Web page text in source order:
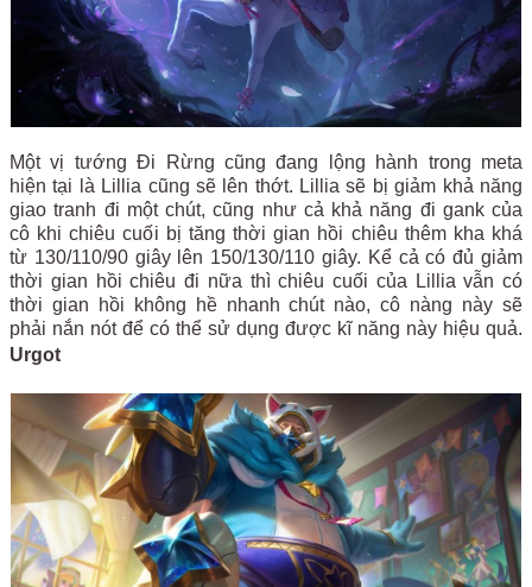
Một vị tướng Đi Rừng cũng đang lộng hành trong meta
hiện tại là Lillia cũng sẽ lên thớt. Lillia sẽ bị giảm khả năng
giao tranh đi một chút, cũng như cả khả năng đi gank của
cô khi chiêu cuối bị tăng thời gian hồi chiêu thêm kha khá
từ 130/110/90 giây lên 150/130/110 giây. Kể cả có đủ giảm
thời gian hồi chiêu đi nữa thì chiêu cuối của Lillia vẫn có
thời gian hồi không hề nhanh chút nào, cô nàng này sẽ
phải nắn nót để có thể sử dụng được kĩ năng này hiệu quả.
Urgot